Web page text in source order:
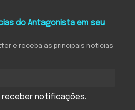
do Antagonista em seu
e receba as principais notícias
receber notificações.